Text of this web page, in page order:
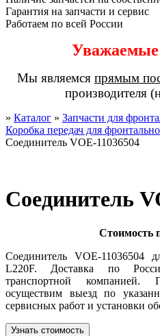
Гарантия на запчасти и сервис
Работаем по всей России
Мы являемся прямым
производителя
» Каталог » Запчасти для
Коробка передач для
Соединитель VOE-11036504
Соединитель
Стоимость
Соединитель VOE-11036504
L220F. Доставка по
транспортной компанией.
осуществим выезд по
сервисных работ и установки
Узнать стоимость